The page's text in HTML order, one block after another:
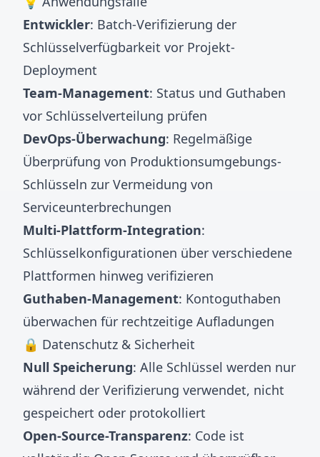
Entwickler: Batch-Verifizierung der
Schlüsselverfügbarkeit vor Projekt-
Deployment
Team-Management: Status und Guthaben
vor Schlüsselverteilung prüfen
DevOps-Überwachung: Regelmäßige
Überprüfung von Produktionsumgebungs-
Schlüsseln zur Vermeidung von
Serviceunterbrechungen
Multi-Plattform-Integration:
Schlüsselkonfigurationen über verschiedene
Plattformen hinweg verifizieren
Guthaben-Management: Kontoguthaben
überwachen für rechtzeitige Aufladungen
🔒 Datenschutz & Sicherheit
Null Speicherung: Alle Schlüssel werden nur
während der Verifizierung verwendet, nicht
gespeichert oder protokolliert
Open-Source-Transparenz: Code ist